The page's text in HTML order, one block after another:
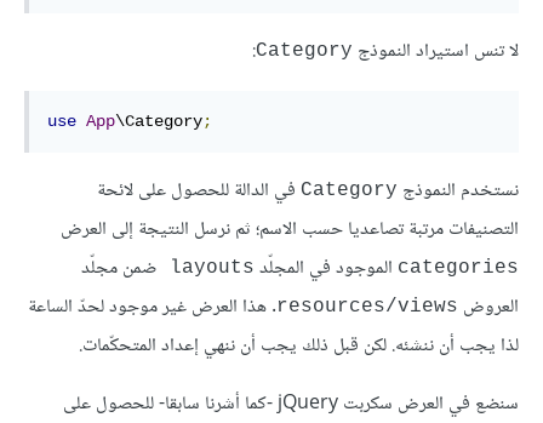
لا تنس استيراد النموذج Category
:
use App\Category;
نستخدم النموذج Category في الدالة للحصول على لائحة
التصنيفات مرتبة تصاعديا حسب الاسم؛ ثم نرسل النتيجة إلى العرض
categories الموجود في المجلّد layouts
ضمن مجلّد
العروض resources/views. هذا العرض غير موجود لحدّ الساعة
لذا يجب أن ننشئه. لكن قبل ذلك يجب أن ننهي إعداد المتحكّمات.
سنضع في العرض سكربت jQuery -كما أشرنا سابقا- للحصول على